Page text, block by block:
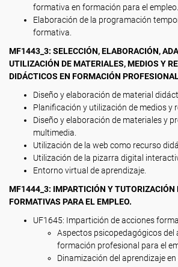
formativa en formación para el empleo.
Elaboración de la programación
formativa.
MF1443_3: SELECCIÓN, ELABORACIÓN,
UTILIZACIÓN DE MATERIALES, MEDIOS Y
DIDÁCTICOS EN FORMACIÓN
Diseño y elaboración de material
Planificación y utilización de medios y
Diseño y elaboración de materiales y
multimedia.
Utilización de la web como recurso
Utilización de la pizarra digital
Entorno virtual de aprendizaje.
MF1444_3: IMPARTICIÓN Y TUTORIZACIÓN
FORMATIVAS PARA EL EMPLEO.
UF1645: Impartición de acciones
Aspectos psicopedagógicos del
formación profesional para el
Dinamización del aprendizaje